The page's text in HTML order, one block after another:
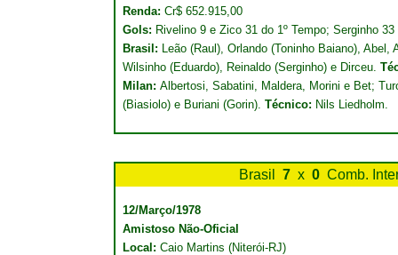
Renda: Cr$ 652.915,00
Gols: Rivelino 9 e Zico 31 do 1º Tempo; Serginho 33
Brasil: Leão (Raul), Orlando (Toninho Baiano),
Wilsinho (Eduardo), Reinaldo (Serginho) e Dirceu.
Milan: Albertosi, Sabatini, Maldera, Morini e Bet;
(Biasiolo) e Buriani (Gorin). Técnico: Nils Liedholm.
Brasil 7 x 0 Comb.
12/Março/1978
Amistoso Não-Oficial
Local: Caio Martins (Niterói-RJ)